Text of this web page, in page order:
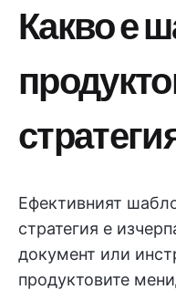
Какво е
Ефективният
стратегия е
документ или
продуктовите